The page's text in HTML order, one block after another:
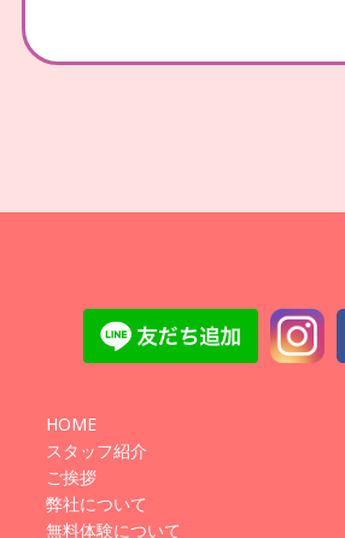
HOME
スタッフ紹介
ご挨拶
弊社について
無料体験について